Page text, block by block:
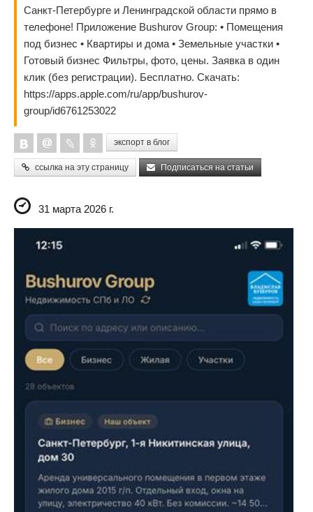
Санкт-Петербурге и Ленинградской области прямо в
телефоне! Приложение Bushurov Group: • Помещения
под бизнес • Квартиры и дома • Земельные участки •
Готовый бизнес Фильтры, фото, цены. Заявка в один
клик (без регистрации). Бесплатно. Скачать:
https://apps.apple.com/ru/app/bushurov-
group/id6761253022
экспорт в блог
ссылка на эту страницу Подписаться на статьи
31 марта 2026 г.